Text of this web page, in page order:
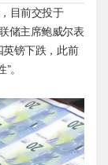
目前交投于
储主席鲍威尔表
镑下跌，此前
。